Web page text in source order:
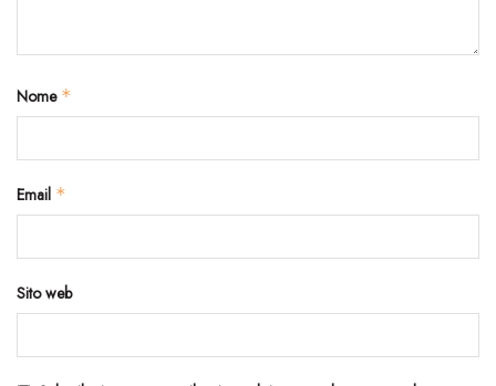
Nome *
Email *
Sito web